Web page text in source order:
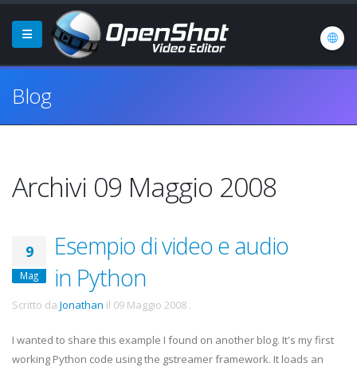
Blog
Archivi 09 Maggio 2008
9
Mag
Esempio di video e audio
in Python
Scritto da Jonathan il 09 Maggio 2008 .
I wanted to share this example I found on another blog. It's my first
working Python code using the gstreamer framework. It loads an